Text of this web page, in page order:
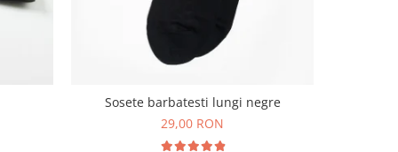
Sosete barbatesti lungi negre
29,00 RON